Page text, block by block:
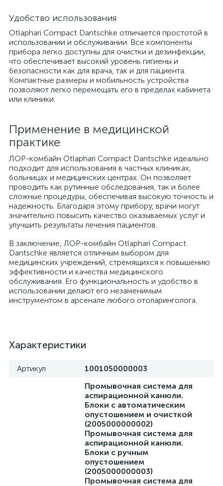
Удобство использования
Otlaphari Compact Dantschke отличается простотой в
использовании и обслуживании. Все компоненты
прибора легко доступны для очистки и дезинфекции,
что обеспечивает высокий уровень гигиены и
безопасности как для врача, так и для пациента.
Компактные размеры и мобильность устройства
позволяют легко перемещать его в пределах кабинета
или клиники.
Применение в медицинской
практике
ЛОР-комбайн Otlaphari Compact Dantschke идеально
подходит для использования в частных клиниках,
больницах и медицинских центрах. Он позволяет
проводить как рутинные обследования, так и более
сложные процедуры, обеспечивая высокую точность и
надежность. Благодаря этому прибору, врачи могут
значительно повысить качество оказываемых услуг и
улучшить результаты лечения пациентов.
В заключение, ЛОР-комбайн Otlaphari Compact
Dantschke является отличным выбором для
медицинских учреждений, стремящихся к повышению
эффективности и качества медицинского
обслуживания. Его функциональность и удобство в
использовании делают его незаменимым
инструментом в арсенале любого отоларинголога.
Характеристики
Артикул
1001050000003
Промывочная система для
аспирационной канюли.
Блоки с автоматическим
опустошением и очисткой
(2005000000002)
Промывочная система для
аспирационной канюли.
Блоки с ручным
опустошением
(2005000000003)
Промывочная система для